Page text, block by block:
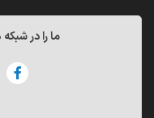
ما را در